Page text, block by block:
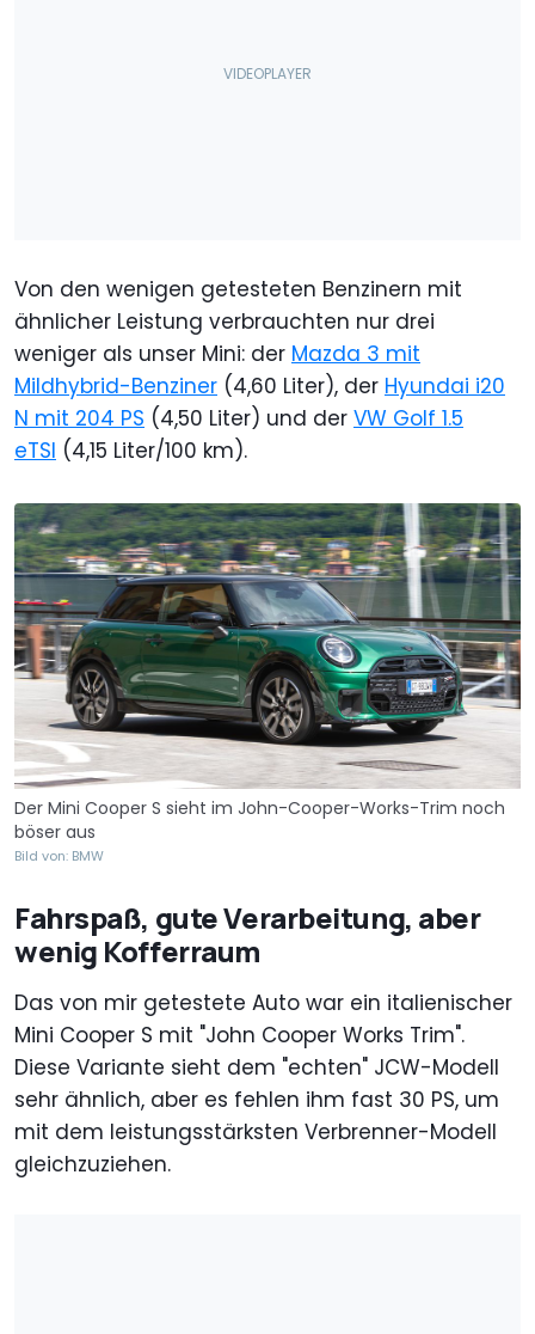
Von den wenigen getesteten Benzinern mit
ähnlicher Leistung verbrauchten nur drei
weniger als unser Mini: der Mazda 3 mit
Mildhybrid-Benziner (4,60 Liter), der Hyundai i20
N mit 204 PS (4,50 Liter) und der VW Golf 1.5
eTSI (4,15 Liter/100 km).
Der Mini Cooper S sieht im John-Cooper-Works-Trim noch
böser aus
Bild von: BMW
Fahrspaß, gute Verarbeitung, aber
wenig Kofferraum
Das von mir getestete Auto war ein italienischer
Mini Cooper S mit "John Cooper Works Trim".
Diese Variante sieht dem "echten" JCW-Modell
sehr ähnlich, aber es fehlen ihm fast 30 PS, um
mit dem leistungsstärksten Verbrenner-Modell
gleichzuziehen.